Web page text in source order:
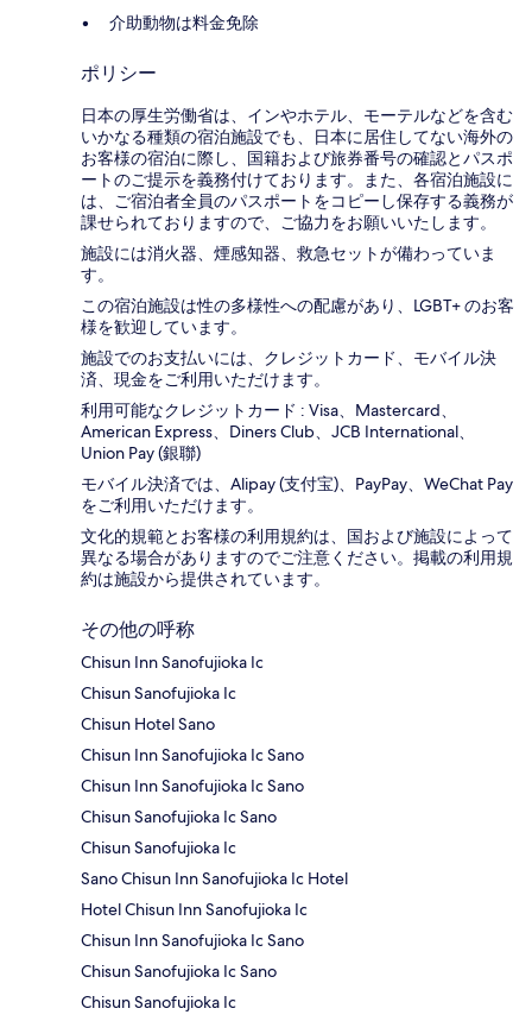
介助動物は料金免除
ポリシー
日本の厚生労働省は、インやホテル、モーテルなどを含む
いかなる種類の宿泊施設でも、日本に​居住してない海外の
お客様の宿泊に際し、国籍および旅券番号の確認とパスポ
ートのご提示を義務付け​ております。また、各宿泊施設に
は、ご宿泊者全員のパスポートをコピーし保存する義務が
課せられておりますの​で、ご協力をお願いいたします。
施設には消火器、煙感知器、救急セットが備わっていま
す。
この宿泊施設は性の多様性への配慮があり、LGBT+ のお客
様を歓迎しています。
施設でのお支払いには、クレジットカード、モバイル決
済、現金をご利用いただけます。
利用可能なクレジットカード : Visa、Mastercard、
American Express、Diners Club、JCB International、
Union Pay (銀聯)
モバイル決済では、Alipay (支付宝)、PayPay、WeChat Pay
をご利用いただけます。
文化的規範とお客様の利用規約は、国および施設によって
異なる場合がありますのでご注意ください。掲載の利用規
約は施設から提供されています。
その他の呼称
Chisun Inn Sanofujioka Ic
Chisun Sanofujioka Ic
Chisun Hotel Sano
Chisun Inn Sanofujioka Ic Sano
Chisun Inn Sanofujioka Ic Sano
Chisun Sanofujioka Ic Sano
Chisun Sanofujioka Ic
Sano Chisun Inn Sanofujioka Ic Hotel
Hotel Chisun Inn Sanofujioka Ic
Chisun Inn Sanofujioka Ic Sano
Chisun Sanofujioka Ic Sano
Chisun Sanofujioka Ic